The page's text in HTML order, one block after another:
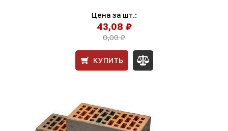
Цена за шт.:
43,08 ₽
0,00 ₽
КУПИТЬ